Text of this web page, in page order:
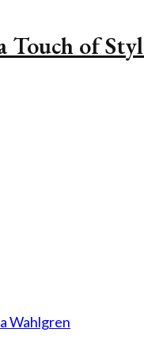
Touch of
Wahlgren